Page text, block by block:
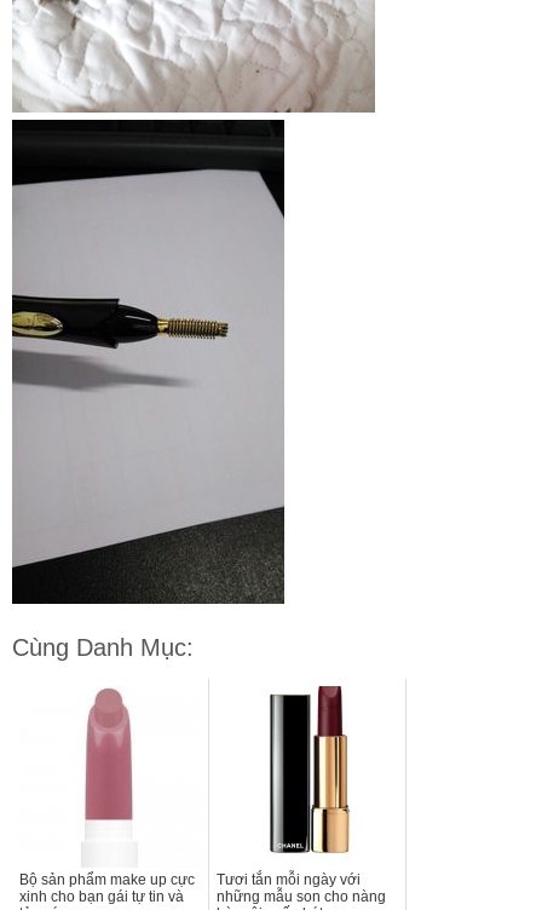
Cùng Danh Mục:
Bộ sản phẩm make up cực
xinh cho bạn gái tự tin và
Tươi tắn mỗi ngày với
những mẫu son cho nàng